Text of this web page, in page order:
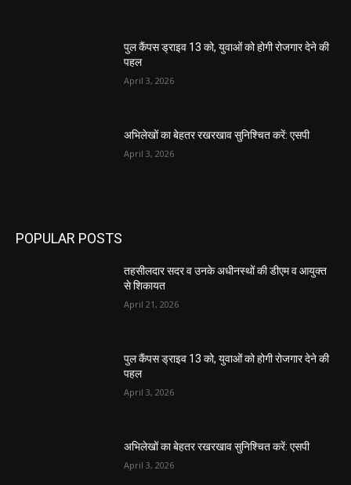
पुल कैंपस ड्राइव 13 को, युवाओं को होगी रोजगार देने की
पहल
April 3, 2026
अभिलेखों का बेहतर रखरखाव सुनिश्चित करें: एसपी
April 3, 2026
POPULAR POSTS
तहसीलदार सदर व उनके अधीनस्थों की डीएम व आयुक्त
से शिकायत
April 21, 2026
पुल कैंपस ड्राइव 13 को, युवाओं को होगी रोजगार देने की
पहल
April 3, 2026
अभिलेखों का बेहतर रखरखाव सुनिश्चित करें: एसपी
April 3, 2026